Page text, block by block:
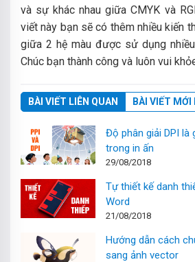
và sự khác nhau giữa CMYK và
viết này bạn sẽ có thêm nhiều kiến
giữa 2 hệ màu được sử dụng
Chúc bạn thành công và luôn vui
BÀI VIẾT LIÊN QUAN BÀI VIẾT MỚI
Độ phân giải DPI là
trong in ấn
29/08/2018
Tự thiết kế danh
Word
21/08/2018
Hướng dẫn cách
sang ảnh vector